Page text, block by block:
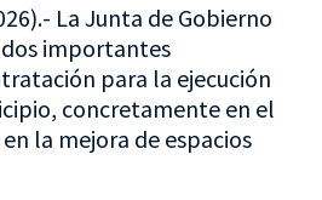
La Junta de Gobierno
importantes
para la ejecución
concretamente en el
la mejora de espacios